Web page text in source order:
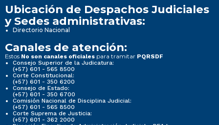
Ubicación de Despachos Judiciales
y Sedes administrativas:
Directorio Nacional
Canales de atención:
Estos No son canales oficiales para tramitar PQRSDF
Consejo Superior de la Judicatura:
(+57) 601 - 565 8500
Corte Constitucional:
(+57) 601 - 350 6200
Consejo de Estado:
(+57) 601 - 350 6700
Comisión Nacional de Disciplina Judicial:
(+57) 601 - 565 8500
Corte Suprema de Justicia:
(+57) 601 - 362 2000